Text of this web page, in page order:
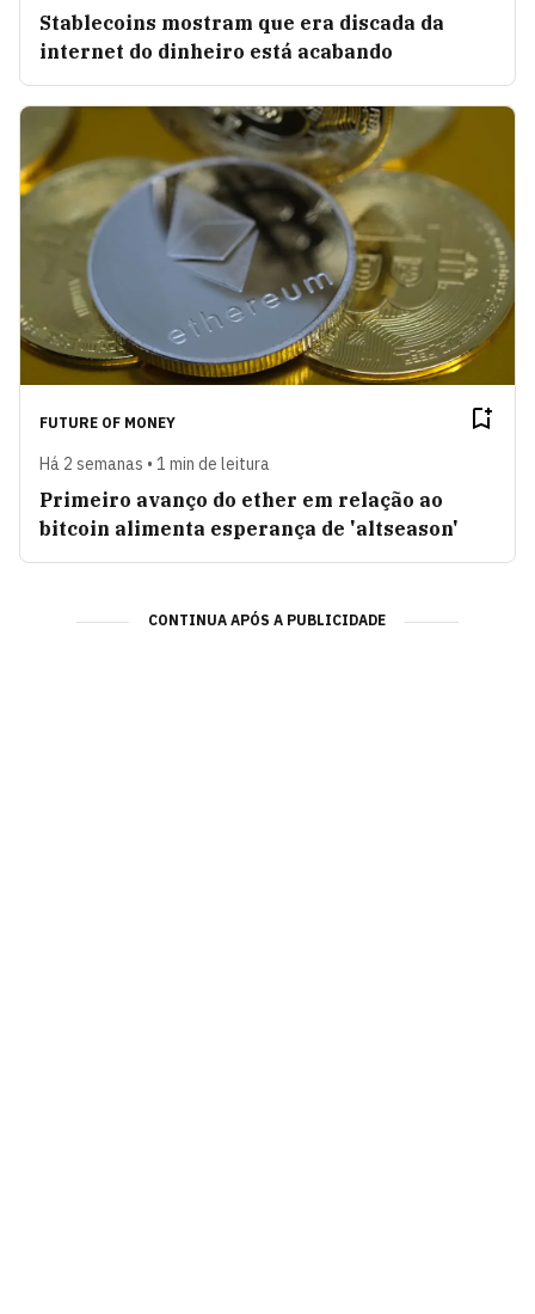
Stablecoins mostram que era discada da
internet do dinheiro está acabando
FUTURE OF MONEY
Há 2 semanas • 1 min de leitura
Primeiro avanço do ether em relação ao
bitcoin alimenta esperança de 'altseason'
CONTINUA APÓS A PUBLICIDADE